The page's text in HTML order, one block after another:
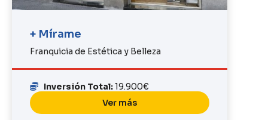
+ Mírame
Franquicia de Estética y Belleza
Inversión Total:19.900€
Ver más